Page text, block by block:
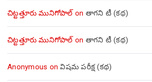
చిట్టత్తూరు మునిగోపాల్on తాగని టీ (కథ)
చిట్టత్తూరు మునిగోపాల్on తాగని టీ (కథ)
Anonymous onవిషమ పరీక్ష (క‌థ‌)